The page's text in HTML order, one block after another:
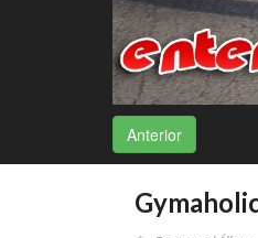
Anterior